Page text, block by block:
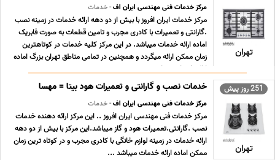
تهران
مرکز خدمات فنی مهندسی ایران اف- خدمات
مرکز خدمات ایران افروز با بیش از دو دهه ارائه خدمات در زمینه نصب
.گارانتی و تعمیرات با کادری مجرب و تامین قطعات به صورت فابریک
اماده ارائه خدمات میباشد. در این مرکز کلیه خدمات در کوتاهترین
زمان ممکن ارائه میگردد و همچنین در تمامی مناطق تهران بزرگ اماده
ارائه خدمات میباشد. ...
251 روز پیش
تهران
خدمات نصب و گارانتی و تعمیرات هود بیتا = مهسا
مرکز خدمات فنی مهندسی ایران اف- خدمات
مرکز خدمات فنی مهندسی ایران افروز .. این مرکز ارائه دهنده خدمات
نصب .گارانتی.تعمیرات هود و گاز میباشد.این مرکز با بیش از دو دهه
ارائه خدمات در زمینه لوازم خانگی با کادری مجرب و در کوتاه ترین زمان
ممکن اماده ارائه خدمات میباشد ...